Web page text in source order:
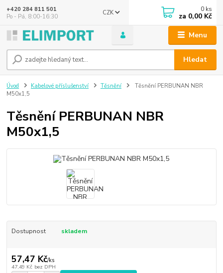
Menu
CZK
Hledat
+420 284 811 501
Po - Pá, 8:00-16:30
0 ks
za 0,00 Kč
Úvod Kabelové příslušenství Těsnění
Těsnění PERBUNAN NBR
M50x1,5
Těsnění PERBUNAN NBR
M50x1,5
Dostupnost skladem
57,47 Kč/ks
47,49 Kč bez DPH